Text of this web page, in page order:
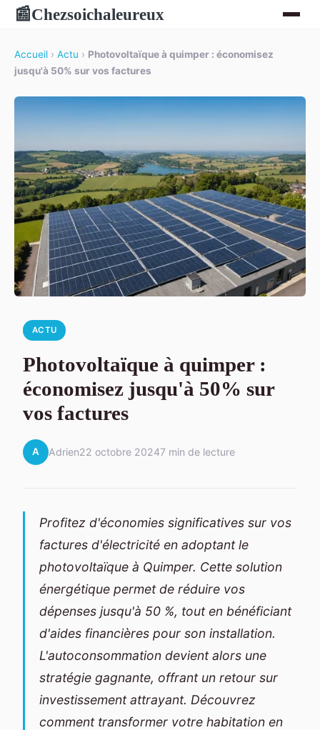
📰Chezsoichaleureux
Accueil › Actu › Photovoltaïque à quimper : économisez
jusqu'à 50% sur vos factures
ACTU
Photovoltaïque à quimper :
économisez jusqu'à 50% sur
vos factures
A Adrien22 octobre 20247 min de lecture
Profitez d'économies significatives sur vos
factures d'électricité en adoptant le
photovoltaïque à Quimper. Cette solution
énergétique permet de réduire vos
dépenses jusqu'à 50 %, tout en bénéficiant
d'aides financières pour son installation.
L'autoconsommation devient alors une
stratégie gagnante, offrant un retour sur
investissement attrayant. Découvrez
comment transformer votre habitation en